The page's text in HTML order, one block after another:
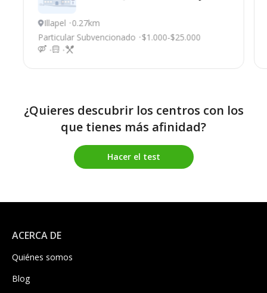
Illapel 0.27km
Particular Subvencionado $1.000-$25.000
¿Quieres descubrir los centros con los
que tienes más afinidad?
Hacer el test
ACERCA DE
Quiénes somos
Blog